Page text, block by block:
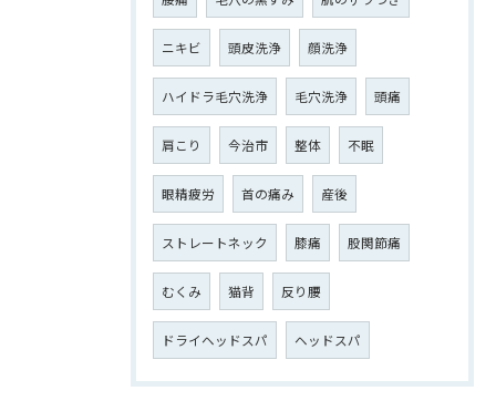
ニキビ 頭皮洗浄 顔洗浄
ハイドラ毛穴洗浄 毛穴洗浄 頭痛
肩こり 今治市 整体 不眠
眼精疲労 首の痛み 産後
ストレートネック 膝痛 股関節痛
むくみ 猫背 反り腰
ドライヘッドスパ ヘッドスパ